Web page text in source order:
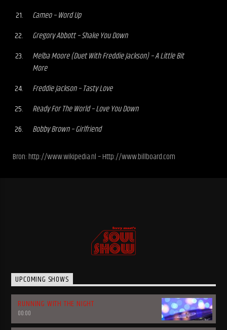
Cameo – Word Up
Gregory Abbott – Shake You Down
Melba Moore (Duet With Freddie Jackson) – A Little Bit
More
Freddie Jackson – Tasty Love
Ready For The World – Love You Down
Bobby Brown – Girlfriend
Bron: http://www.wikipedia.nl – Http://www.billboard.com
UPCOMING SHOWS
RUNNING WITH THE NIGHT
00:00